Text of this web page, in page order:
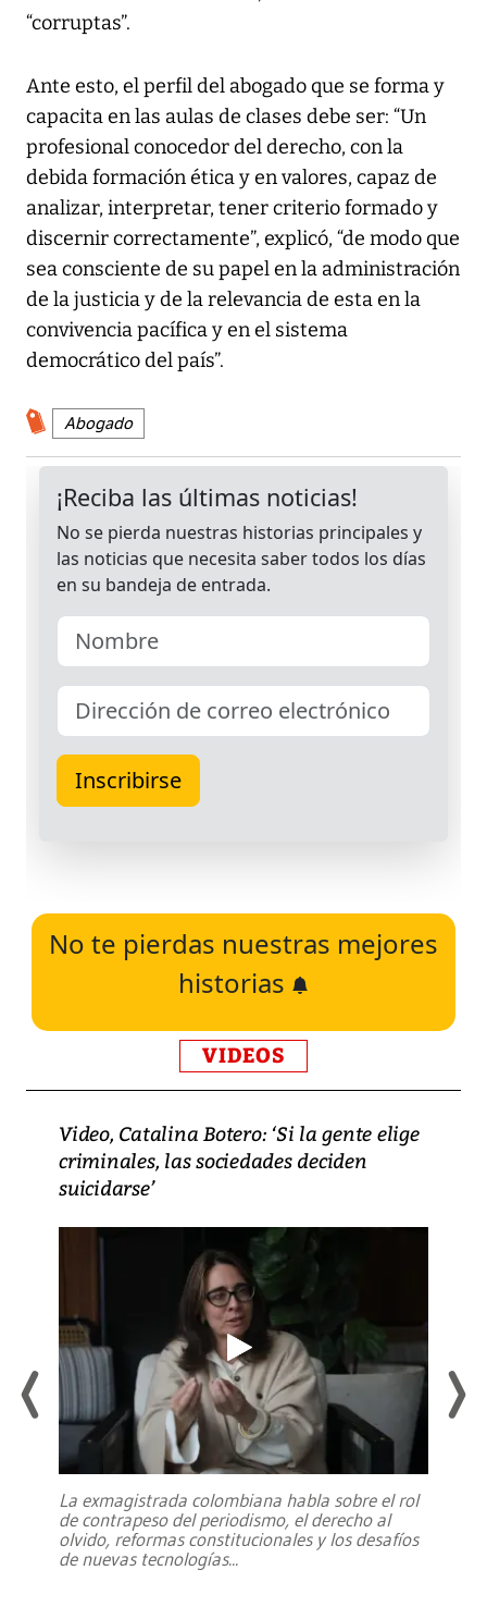
“corruptas”.
Ante esto, el perfil del abogado que se forma y
capacita en las aulas de clases debe ser: “Un
profesional conocedor del derecho, con la
debida formación ética y en valores, capaz de
analizar, interpretar, tener criterio formado y
discernir correctamente”, explicó, “de modo que
sea consciente de su papel en la administración
de la justicia y de la relevancia de esta en la
convivencia pacífica y en el sistema
democrático del país”.
Abogado
No te pierdas nuestras mejores
historias
VIDEOS
Video, Catalina Botero: ‘Si la gente elige
criminales, las sociedades deciden
suicidarse’
La exmagistrada colombiana habla sobre el rol
de contrapeso del periodismo, el derecho al
olvido, reformas constitucionales y los desafíos
de nuevas tecnologías...